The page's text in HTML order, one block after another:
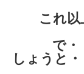
これ以上
で・・
しょうと